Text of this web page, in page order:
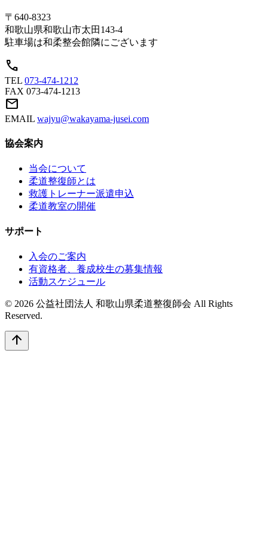
〒640-8323
和歌山県和歌山市太田143-4
駐車場は和柔整会館隣にございます
call
TEL 073-474-1212
FAX 073-474-1213
mail
EMAIL wajyu@wakayama-jusei.com
協会案内
当会について
柔道整復師とは
救護トレーナー派遣申込
柔道教室の開催
サポート
入会のご案内
有資格者、養成校生の募集情報
活動スケジュール
© 2026 公益社団法人 和歌山県柔道整復師会 All Rights
Reserved.
arrow_upward